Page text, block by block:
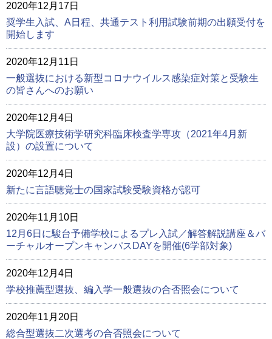
2020年12月17日
奨学生入試、A日程、共通テスト利用試験前期の出願受付を
開始します
2020年12月11日
一般選抜における新型コロナウイルス感染症対策と受験生
の皆さんへのお願い
2020年12月4日
大学院医療技術学研究科臨床検査学専攻（2021年4月新
設）の設置について
2020年12月4日
新たに言語聴覚士の国家試験受験資格が認可
2020年11月10日
12月6日に駿台予備学校によるプレ入試／解答解説講座＆バ
ーチャルオープンキャンパスDAYを開催(6学部対象)
2020年12月4日
学校推薦型選抜、編入学一般選抜の合否照会について
2020年11月20日
総合型選抜二次選考の合否照会について